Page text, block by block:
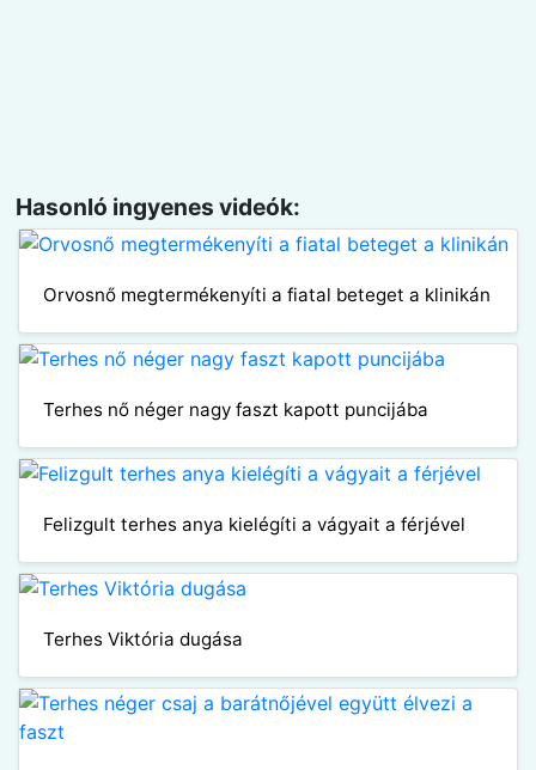
Hasonló ingyenes videók:
Orvosnő megtermékenyíti a fiatal beteget a klinikán
Terhes nő néger nagy faszt kapott puncijába
Felizgult terhes anya kielégíti a vágyait a férjével
Terhes Viktória dugása